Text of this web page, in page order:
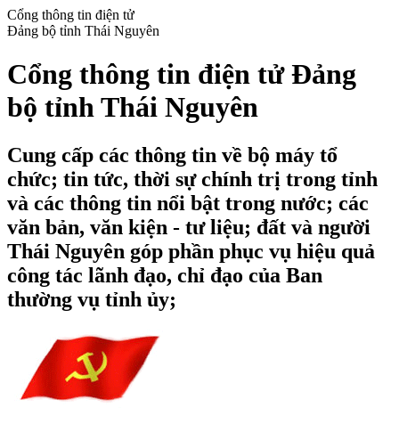
Cổng thông tin điện tử
Đảng bộ tỉnh Thái Nguyên
Cổng thông tin điện tử Đảng
bộ tỉnh Thái Nguyên
Cung cấp các thông tin về bộ máy tổ
chức; tin tức, thời sự chính trị trong tỉnh
và các thông tin nổi bật trong nước; các
văn bản, văn kiện - tư liệu; đất và người
Thái Nguyên góp phần phục vụ hiệu quả
công tác lãnh đạo, chỉ đạo của Ban
thường vụ tỉnh ủy;